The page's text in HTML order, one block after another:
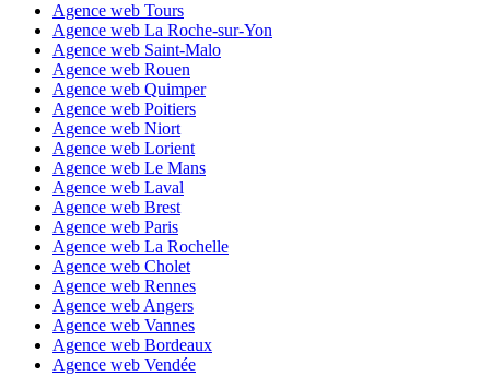
Agence web Tours
Agence web La Roche-sur-Yon
Agence web Saint-Malo
Agence web Rouen
Agence web Quimper
Agence web Poitiers
Agence web Niort
Agence web Lorient
Agence web Le Mans
Agence web Laval
Agence web Brest
Agence web Paris
Agence web La Rochelle
Agence web Cholet
Agence web Rennes
Agence web Angers
Agence web Vannes
Agence web Bordeaux
Agence web Vendée